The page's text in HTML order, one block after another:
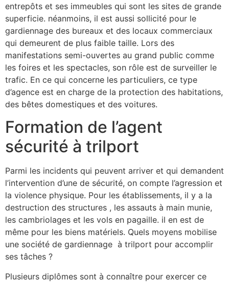
entrepôts et ses immeubles qui sont les sites de grande
superficie. néanmoins, il est aussi sollicité pour le
gardiennage des bureaux et des locaux commerciaux
qui demeurent de plus faible taille. Lors des
manifestations semi-ouvertes au grand public comme
les foires et les spectacles, son rôle est de surveiller le
trafic. En ce qui concerne les particuliers, ce type
d’agence est en charge de la protection des habitations,
des bêtes domestiques et des voitures.
Formation de l’agent
sécurité à trilport
Parmi les incidents qui peuvent arriver et qui demandent
l’intervention d’une de sécurité, on compte l’agression et
la violence physique. Pour les établissements, il y a la
destruction des structures , les assauts à main munie,
les cambriolages et les vols en pagaille. il en est de
même pour les biens matériels. Quels moyens mobilise
une société de gardiennage à trilport pour accomplir
ses tâches ?
Plusieurs diplômes sont à connaître pour exercer ce